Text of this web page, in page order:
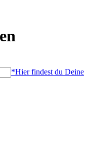
*Hier findest du Deine